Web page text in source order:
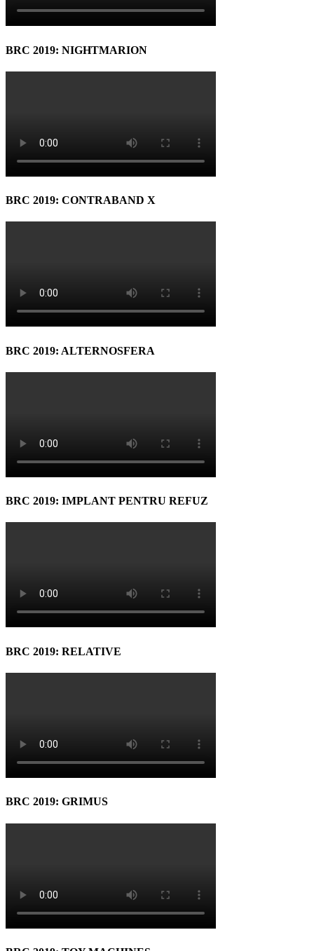
BRC 2019: NIGHTMARION
BRC 2019: CONTRABAND X
BRC 2019: ALTERNOSFERA
BRC 2019: IMPLANT PENTRU REFUZ
BRC 2019: RELATIVE
BRC 2019: GRIMUS